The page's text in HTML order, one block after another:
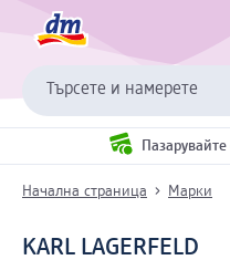
Търсете и намерете
Начална страница Марки
KARL LAGERFELD